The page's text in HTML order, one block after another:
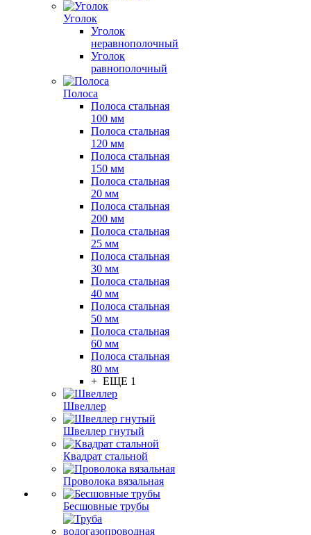
Уголок
Уголок
неравнополочный
Уголок
равнополочный
Полоса
Полоса стальная
100 мм
Полоса стальная
120 мм
Полоса стальная
150 мм
Полоса стальная
20 мм
Полоса стальная
200 мм
Полоса стальная
25 мм
Полоса стальная
30 мм
Полоса стальная
40 мм
Полоса стальная
50 мм
Полоса стальная
60 мм
Полоса стальная
80 мм
+ ЕЩЕ 1
Швеллер
Швеллер гнутый
Квадрат стальной
Проволока вязальная
Бесшовные трубы